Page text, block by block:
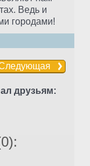
Ведь и
городами!
друзьям:
0):